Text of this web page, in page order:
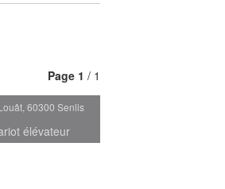
Page 1 / 1
60300 Senlis
élévateur